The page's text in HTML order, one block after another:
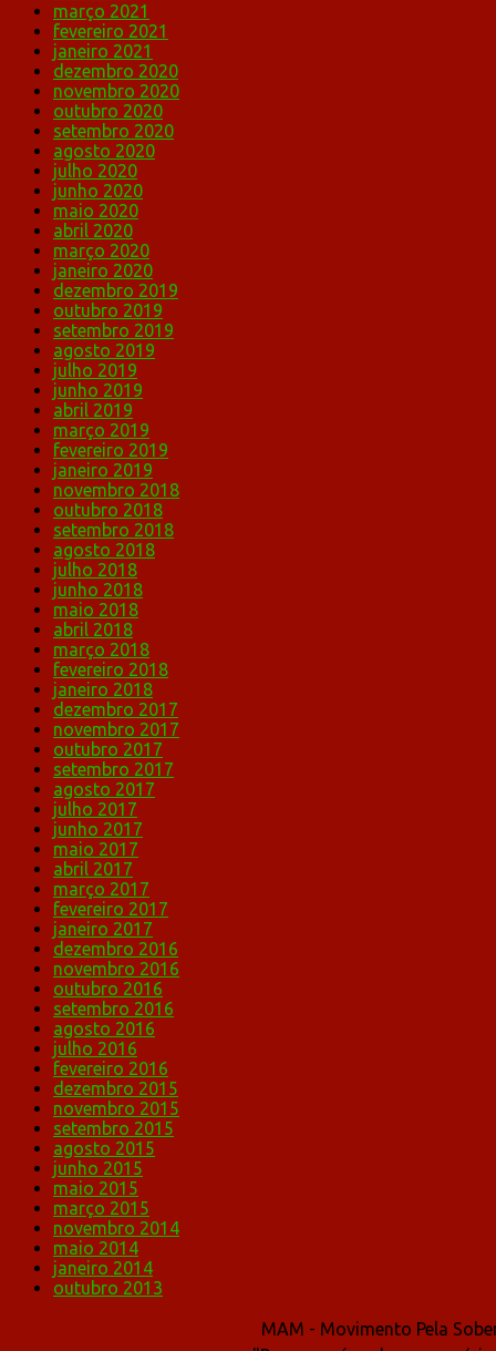
março 2021
fevereiro 2021
janeiro 2021
dezembro 2020
novembro 2020
outubro 2020
setembro 2020
agosto 2020
julho 2020
junho 2020
maio 2020
abril 2020
março 2020
janeiro 2020
dezembro 2019
outubro 2019
setembro 2019
agosto 2019
julho 2019
junho 2019
abril 2019
março 2019
fevereiro 2019
janeiro 2019
novembro 2018
outubro 2018
setembro 2018
agosto 2018
julho 2018
junho 2018
maio 2018
abril 2018
março 2018
fevereiro 2018
janeiro 2018
dezembro 2017
novembro 2017
outubro 2017
setembro 2017
agosto 2017
julho 2017
junho 2017
maio 2017
abril 2017
março 2017
fevereiro 2017
janeiro 2017
dezembro 2016
novembro 2016
outubro 2016
setembro 2016
agosto 2016
julho 2016
fevereiro 2016
dezembro 2015
novembro 2015
setembro 2015
agosto 2015
junho 2015
maio 2015
março 2015
novembro 2014
maio 2014
janeiro 2014
outubro 2013
MAM - Movimento Pela